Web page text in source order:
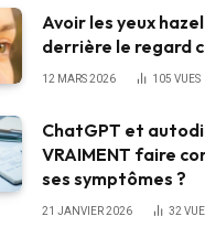
Avoir les yeux
derrière le regard
12 MARS 2026 105 VUES
ChatGPT et
VRAIMENT faire
ses symptômes ?
21 JANVIER 2026 32